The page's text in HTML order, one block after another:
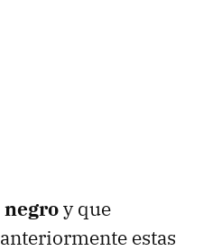
negroy que
estas